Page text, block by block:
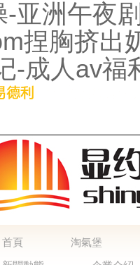
-亚洲午夜
捏胸挤出
-成人av福
首頁 淘氣堡